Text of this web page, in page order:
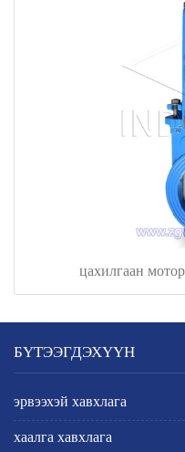
цахилгаан
БҮТЭЭГДЭХҮҮН
эрвээхэй хавхлага
хаалга хавхлага